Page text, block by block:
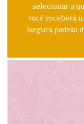
selecionar a
você receberá
largura padrão